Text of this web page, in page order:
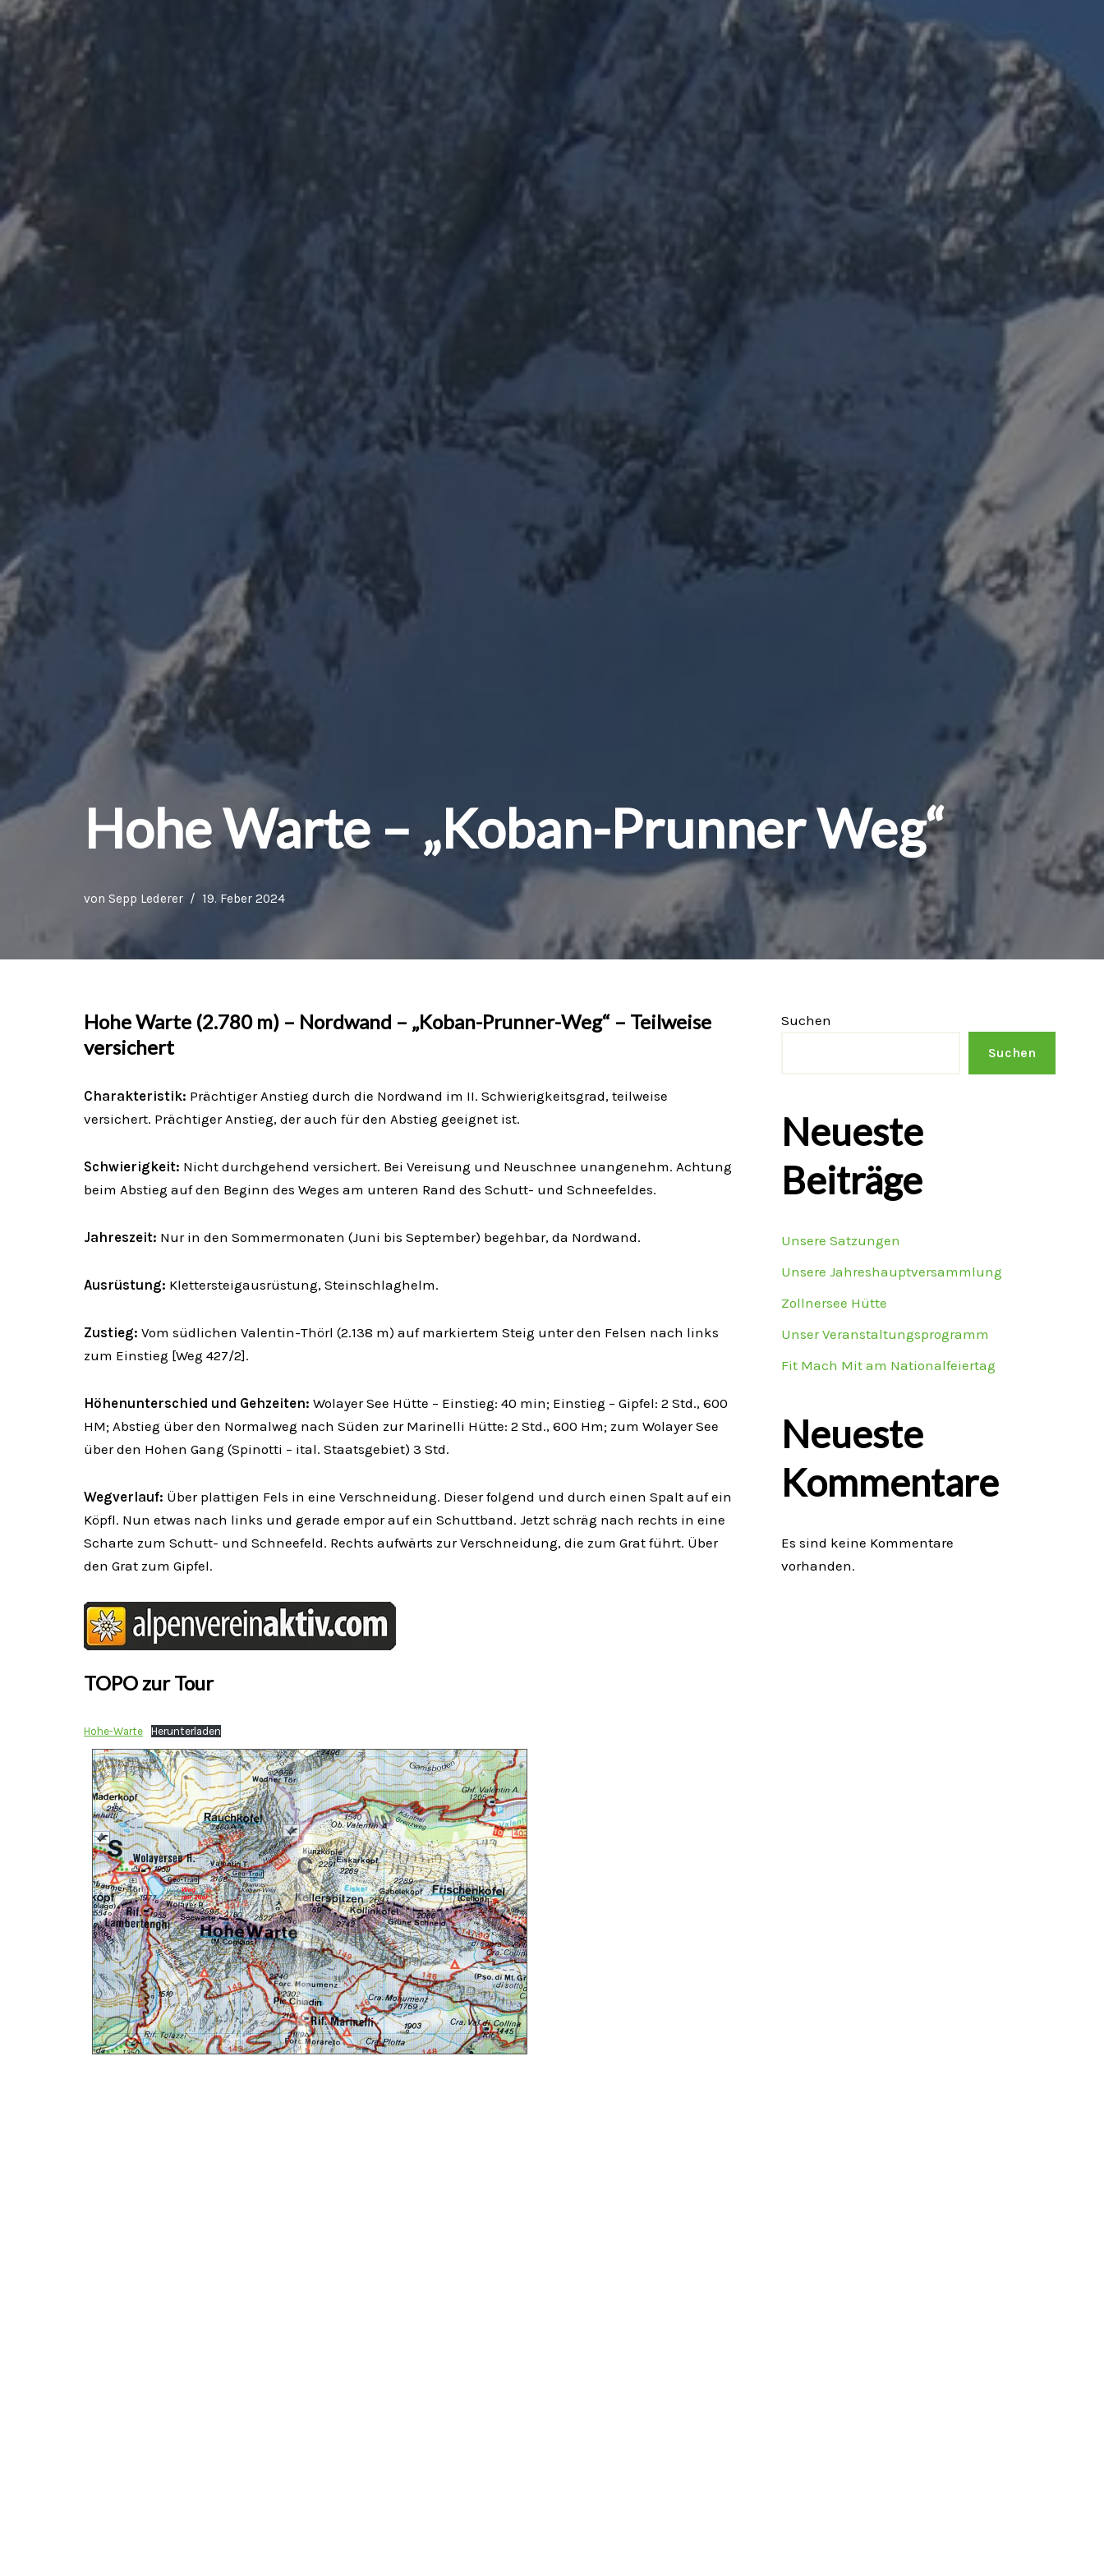
Hohe Warte – „Koban-Prunner Weg“
von Sepp Lederer 19. Feber 2024
Hohe Warte (2.780 m) – Nordwand – „Koban-Prunner-Weg“ – Teilweise
versichert
Charakteristik: Prächtiger Anstieg durch die Nordwand im II. Schwierigkeitsgrad, teilweise
versichert. Prächtiger Anstieg, der auch für den Abstieg geeignet ist.
Schwierigkeit: Nicht durchgehend versichert. Bei Vereisung und Neuschnee unangenehm. Achtung
beim Abstieg auf den Beginn des Weges am unteren Rand des Schutt- und Schneefeldes.
Jahreszeit: Nur in den Sommermonaten (Juni bis September) begehbar, da Nordwand.
Ausrüstung: Klettersteigausrüstung, Steinschlaghelm.
Zustieg: Vom südlichen Valentin-Thörl (2.138 m) auf markiertem Steig unter den Felsen nach links
zum Einstieg [Weg 427/2].
Höhenunterschied und Gehzeiten: Wolayer See Hütte – Einstieg: 40 min; Einstieg – Gipfel: 2 Std., 600
HM; Abstieg über den Normalweg nach Süden zur Marinelli Hütte: 2 Std., 600 Hm; zum Wolayer See
über den Hohen Gang (Spinotti – ital. Staatsgebiet) 3 Std.
Wegverlauf: Über plattigen Fels in eine Verschneidung. Dieser folgend und durch einen Spalt auf ein
Köpfl. Nun etwas nach links und gerade empor auf ein Schuttband. Jetzt schräg nach rechts in eine
Scharte zum Schutt- und Schneefeld. Rechts aufwärts zur Verschneidung, die zum Grat führt. Über
den Grat zum Gipfel.
TOPO zur Tour
Hohe-Warte Herunterladen
Suchen
Suchen
Neueste
Beiträge
Unsere Satzungen
Unsere Jahreshauptversammlung
Zollnersee Hütte
Unser Veranstaltungsprogramm
Fit Mach Mit am Nationalfeiertag
Neueste
Kommentare
Es sind keine Kommentare
vorhanden.